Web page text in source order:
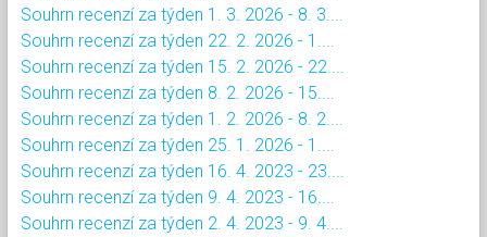
Souhrn recenzí za týden 1. 3. 2026 - 8. 3....
Souhrn recenzí za týden 22. 2. 2026 - 1....
Souhrn recenzí za týden 15. 2. 2026 - 22....
Souhrn recenzí za týden 8. 2. 2026 - 15....
Souhrn recenzí za týden 1. 2. 2026 - 8. 2....
Souhrn recenzí za týden 25. 1. 2026 - 1....
Souhrn recenzí za týden 16. 4. 2023 - 23....
Souhrn recenzí za týden 9. 4. 2023 - 16....
Souhrn recenzí za týden 2. 4. 2023 - 9. 4....